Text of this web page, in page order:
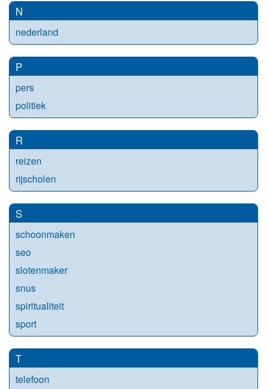
N
nederland
P
pers
politiek
R
reizen
rijscholen
S
schoonmaken
seo
slotenmaker
snus
spiritualiteit
sport
T
telefoon